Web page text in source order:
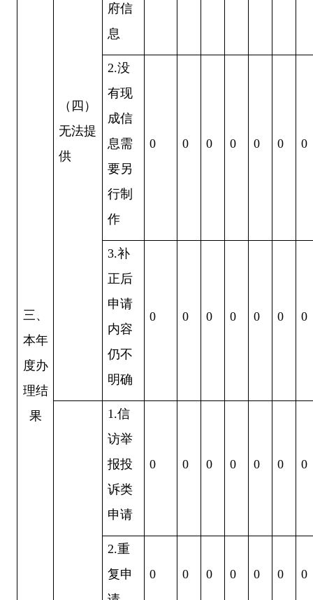
三、
本年
度办
理结
果
（四）
无法提
供
府信
息
2.没
有现
成信
息需
要另
行制
作
0 0 0 0 0 0 0
3.补
正后
申请
内容
仍不
明确
0 0 0 0 0 0 0
1 .信
访举
报投
诉类
申请
0 0 0 0 0 0 0
2.重
复申
0 0 0 0 0 0 0